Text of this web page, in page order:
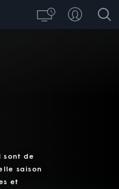
sont de
saison
et